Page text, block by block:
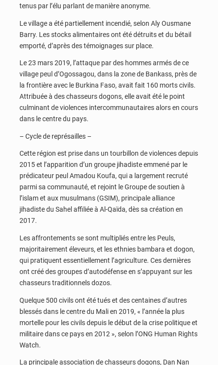
tenus par l’élu parlant de manière anonyme.
Le village a été partiellement incendié, selon Aly Ousmane
Barry. Les stocks alimentaires ont été détruits et du bétail
emporté, d’après des témoignages sur place.
Le 23 mars 2019, l’attaque par des hommes armés de ce
village peul d’Ogossagou, dans la zone de Bankass, près de
la frontière avec le Burkina Faso, avait fait 160 morts civils.
Attribuée à des chasseurs dogons, elle avait été le point
culminant de violences intercommunautaires alors en cours
dans le centre du pays.
– Cycle de représailles –
Cette région est prise dans un tourbillon de violences depuis
2015 et l’apparition d’un groupe jihadiste emmené par le
prédicateur peul Amadou Koufa, qui a largement recruté
parmi sa communauté, et rejoint le Groupe de soutien à
l’islam et aux musulmans (GSIM), principale alliance
jihadiste du Sahel affiliée à Al-Qaïda, dès sa création en
2017.
Les affrontements se sont multipliés entre les Peuls,
majoritairement éleveurs, et les ethnies bambara et dogon,
qui pratiquent essentiellement l’agriculture. Ces dernières
ont créé des groupes d’autodéfense en s’appuyant sur les
chasseurs traditionnels dozos.
Quelque 500 civils ont été tués et des centaines d’autres
blessés dans le centre du Mali en 2019, « l’année la plus
mortelle pour les civils depuis le début de la crise politique et
militaire dans ce pays en 2012 », selon l’ONG Human Rights
Watch.
La principale association de chasseurs dogons, Dan Nan